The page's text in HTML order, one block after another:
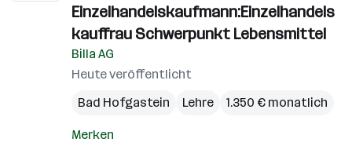
Einzelhandelskaufmann:Einzelhandels
kauffrau Schwerpunkt Lebensmittel
Billa AG
Heute veröffentlicht
Bad Hofgastein
Lehre 1.350 € monatlich
Merken